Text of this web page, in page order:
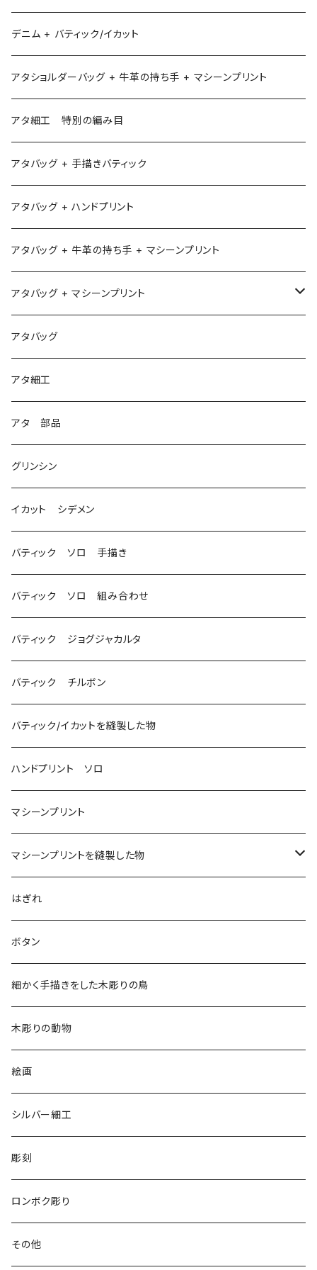
デニム + バティック/イカット
アタショルダーバッグ + 牛革の持ち手 + マシーンプリント
アタ細工 特別の編み目
アタバッグ + 手描きバティック
アタバッグ + ハンドプリント
アタバッグ + 牛革の持ち手 + マシーンプリント
アタバッグ + マシーンプリント
1
2
3
アタバッグ
アタ細工
アタ 部品
グリンシン
イカット シデメン
バティック ソロ 手描き
バティック ソロ 組み合わせ
バティック ジョグジャカルタ
バティック チルボン
バティック/イカットを縫製した物
ハンドプリント ソロ
マシーンプリント
マシーンプリントを縫製した物
アロハシャツ
2018
2019
ドレスシャツ
チュニック
リバーシブル 帽子
リバーシブル エコバッグ
はぎれ
ボタン
細かく手描きをした木彫りの鳥
木彫りの動物
絵画
シルバー細工
彫刻
ロンボク彫り
その他